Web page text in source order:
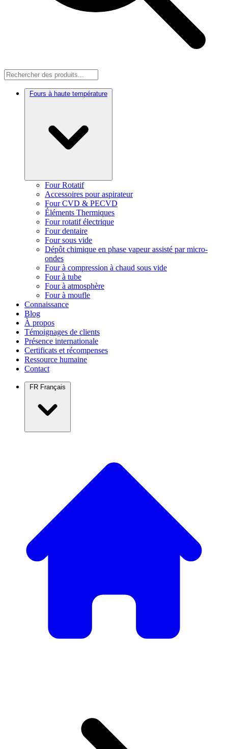
Fours à haute température
Four Rotatif
Accessoires pour aspirateur
Four CVD & PECVD
Éléments Thermiques
Four rotatif électrique
Four dentaire
Four sous vide
Dépôt chimique en phase vapeur assisté par micro-
ondes
Four à compression à chaud sous vide
Four à tube
Four à atmosphère
Four à moufle
Connaissance
Blog
À propos
Témoignages de clients
Présence internationale
Certificats et récompenses
Ressource humaine
Contact
FR Français